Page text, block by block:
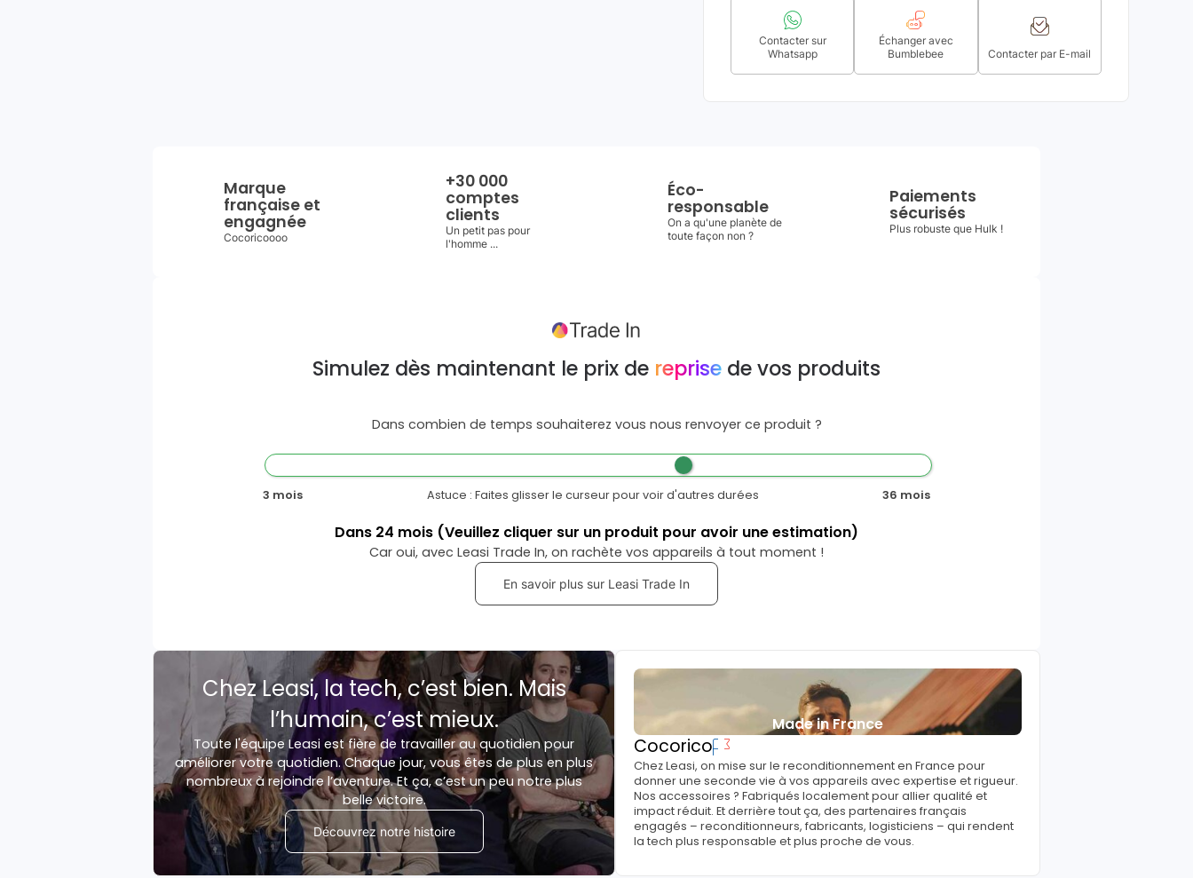
Contacter sur
Whatsapp
Échanger avec
Bumblebee
Contacter par E-mail
Marque
française et
engagnée
Cocoricoooo
+30 000
comptes
clients
Un petit pas pour
l'homme ...
Éco-
responsable
On a qu'une planète de
toute façon non ?
Paiements
sécurisés
Plus robuste que Hulk !
Simulez dès maintenant le prix de reprise de vos produits
Dans combien de temps souhaiterez vous nous renvoyer ce produit ?
3 mois Astuce : Faites glisser le curseur pour voir d'autres durées 36 mois
Dans 24 mois (Veuillez cliquer sur un produit pour avoir une estimation)
Car oui, avec Leasi Trade In, on rachète vos appareils à tout moment !
En savoir plus sur Leasi Trade In
Chez Leasi, la tech, c’est bien. Mais
l’humain, c’est mieux.
Toute l'équipe Leasi est fière de travailler au quotidien pour
améliorer votre quotidien. Chaque jour, vous êtes de plus en plus
nombreux à rejoindre l’aventure. Et ça, c’est un peu notre plus
belle victoire.
Découvrez notre histoire
Made in France
Cocorico
Chez Leasi, on mise sur le reconditionnement en France pour
donner une seconde vie à vos appareils avec expertise et rigueur.
Nos accessoires ? Fabriqués localement pour allier qualité et
impact réduit. Et derrière tout ça, des partenaires français
engagés – reconditionneurs, fabricants, logisticiens – qui rendent
la tech plus responsable et plus proche de vous.